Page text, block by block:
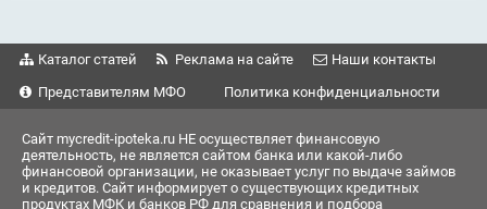
Каталог статей Реклама на сайте
Наши контакты
Представителям МФО
Политика конфиденциальности
Сайт mycredit-ipoteka.ru НЕ осуществляет финансовую
деятельность, не является сайтом банка или какой-либо
финансовой организации, не оказывает услуг по выдаче займов
и кредитов. Сайт информирует о существующих кредитных
продуктах МФК и банков РФ для сравнения и подбора